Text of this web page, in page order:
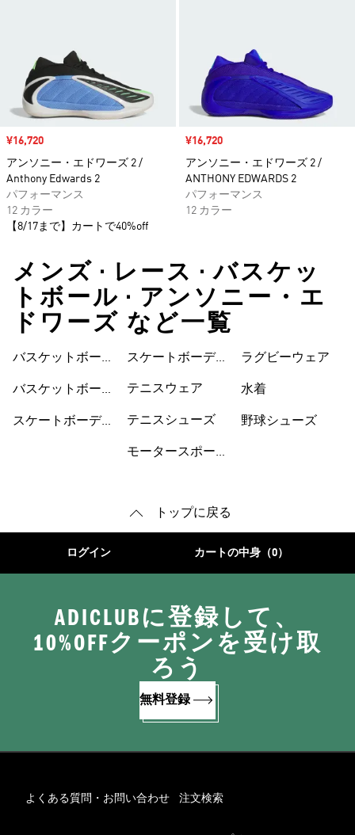
セール価格
¥16,720
アンソニー・エドワーズ 2 /
Anthony Edwards 2
パフォーマンス
12 カラー
【8/17まで】カートで40%off
セール価格
¥16,720
アンソニー・エドワーズ 2 /
ANTHONY EDWARDS 2
パフォーマンス
12 カラー
メンズ • レース • バスケッ
トボール • アンソニー・エ
ドワーズ など一覧
バスケットボール
バスケットボール
スケートボーディ
スケートボーディ
テニスウェア
テニスシューズ
モータースポーツ
ウェア
ラグビーウェア
水着
野球シューズ
トップに戻る
ログイン カートの中身（0）
ADICLUBに登録して、
10%OFFクーポンを受け取
ろう
無料登録
よくある質問・お問い合わせ 注文検索